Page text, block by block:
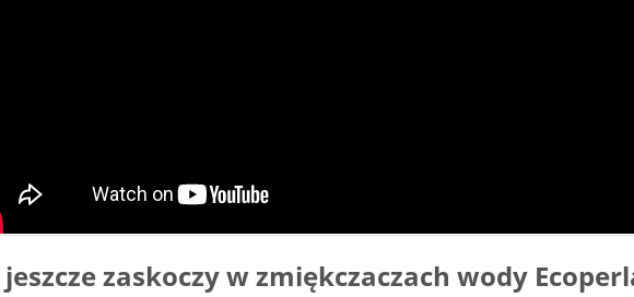
jeszcze zaskoczy w zmiękczaczach wody